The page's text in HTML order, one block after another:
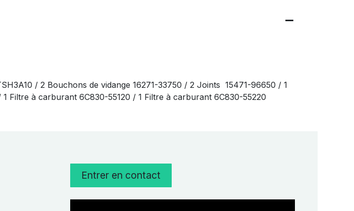
/ 2 Bouchons de vidange 16271-33750 / 2 Joints 15471-96650 / 1
Filtre à carburant 6C830-55120 / 1 Filtre à carburant 6C830-55220
Entrer en contact